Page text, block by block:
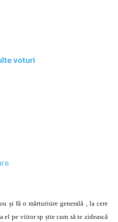
voturi
și fă o mărturisire generală , la cere
el pe viitor sp știe cum să te zidească